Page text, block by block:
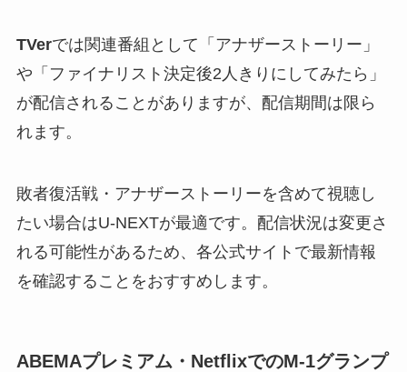
TVerでは関連番組として「アナザーストーリー」
や「ファイナリスト決定後2人きりにしてみたら」
が配信されることがありますが、配信期間は限ら
れます。
敗者復活戦・アナザーストーリーを含めて視聴し
たい場合はU-NEXTが最適です。配信状況は変更さ
れる可能性があるため、各公式サイトで最新情報
を確認することをおすすめします。
ABEMAプレミアム・NetflixでのM-1グランプ